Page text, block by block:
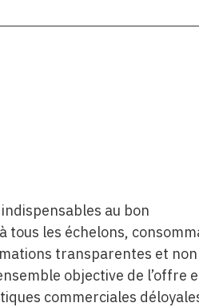
au bon
tous les échelons,
transparentes et non
objective de l’offre
commerciales